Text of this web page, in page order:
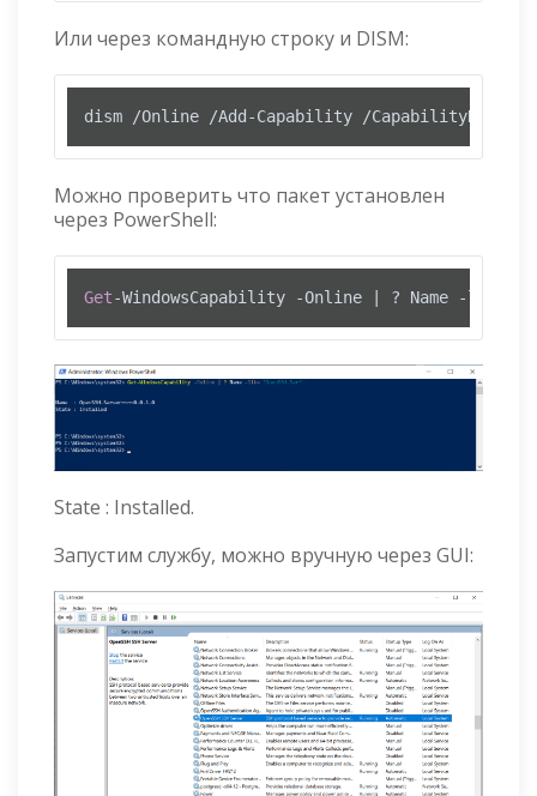
Или через командную строку и DISM:
dism /Online /Add-Capability /
Можно проверить что пакет установлен
через PowerShell:
Get-WindowsCapability -Online | ? Name -like
State : Installed.
Запустим службу, можно вручную через GUI: